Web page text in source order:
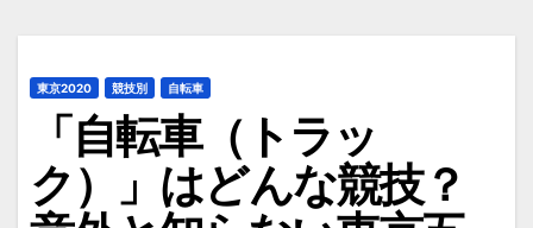
東京2020 競技別 自転車
「自転車（トラッ
ク）」はどんな競技？